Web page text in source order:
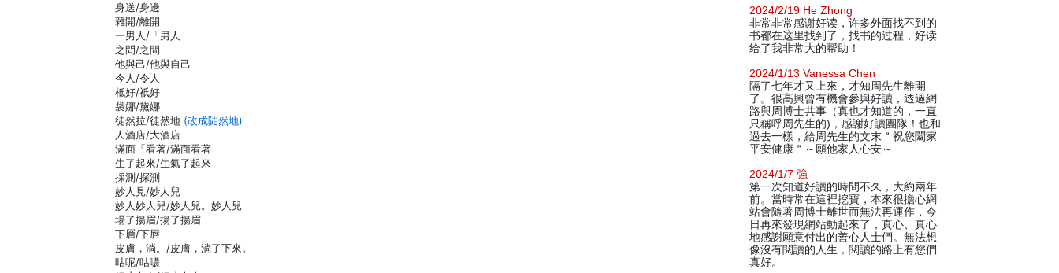
身送/身邊
雜開/離開
一男人/「男人
之問/之間
他與己/他與自己
今人/令人
柢好/祇好
袋娜/黛娜
徒然拉/徒然地 (改成陡然地)
人酒店/大酒店
滿面「看著/滿面看著
生了起來/生氣了起來
採測/探測
妙人見/妙人兒
妙人妙人兒/妙人兒。妙人兒
場了揚眉/揚了揚眉
下層/下唇
皮膚，淌。/皮膚，淌了下來。
咕呢/咕噥
2024/2/19 He Zhong
非常非常感谢好读，许多外面找不到的
书都在这里找到了，找书的过程，好读
给了我非常大的帮助！
2024/1/13 Vanessa Chen
隔了七年才又上來，才知周先生離開
了。很高興曾有機會參與好讀，透過網
路與周博士共事（真也才知道的，一直
只稱呼周先生的)，感謝好讀團隊！也和
過去一樣，給周先生的文末＂祝您闔家
平安健康＂～願他家人心安～
2024/1/7 強
第一次知道好讀的時間不久，大約兩年
前。當時常在這裡挖寶，本來很擔心網
站會隨著周博士離世而無法再運作，今
日再來發現網站動起來了，真心、真心
地感謝願意付出的善心人士們。無法想
像沒有閱讀的人生，閱讀的路上有您們
真好。